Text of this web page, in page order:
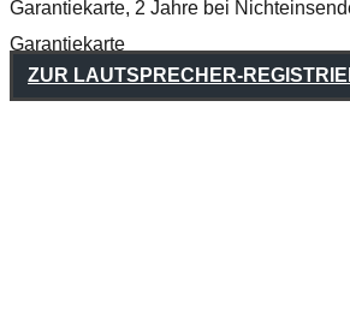
Garantiekarte, 2 Jahre bei
Garantiekarte
ZUR LAUTSPRECHER-